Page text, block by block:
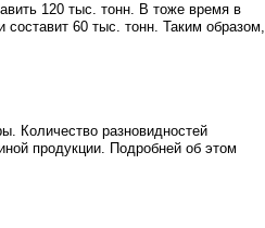
120 тыс. тонн. В тоже время в
60 тыс. тонн. Таким образом,
Количество разновидностей
продукции. Подробней об этом